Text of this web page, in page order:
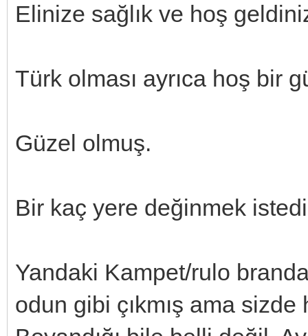
Elinize sağlık ve hoş
Türk olması ayrıca hoş bir
Güzel olmuş.
Bir kaç yere değinmek
Yandaki Kampet/rulo
odun gibi çıkmış ama